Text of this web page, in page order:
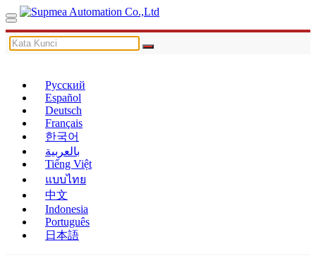
Русский
Español
Deutsch
Français
한국어
بالعربية
Tiếng Việt
แบบไทย
中文
Indonesia
Português
日本語